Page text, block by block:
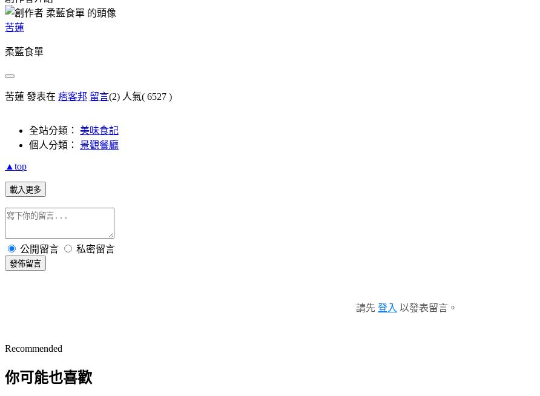
苦蓮
柔藍食單
苦蓮 發表在 痞客邦 留言(2) 人氣( 6527 )
全站分類： 美味食記
個人分類： 景觀餐廳
▲top
載入更多
公開留言 私密留言
發佈留言
請先 登入 以發表留言。
Recommended
你可能也喜歡